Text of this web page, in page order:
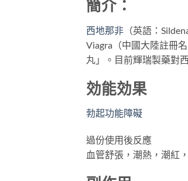
簡介：
西地那非 （英語：
Viagra（中國大陸註冊
丸」。目前輝瑞製藥對
効能効果
勃起功能障礙
過份使用後反應
血管舒張，潮熱，潮紅